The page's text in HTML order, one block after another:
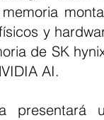
y
de SK
AI.